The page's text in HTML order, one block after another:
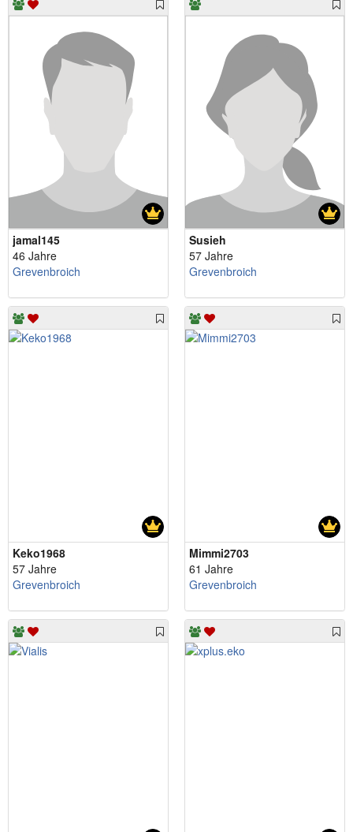
jamal145
46 Jahre
Grevenbroich
Susieh
57 Jahre
Grevenbroich
Keko1968
57 Jahre
Grevenbroich
Mimmi2703
61 Jahre
Grevenbroich